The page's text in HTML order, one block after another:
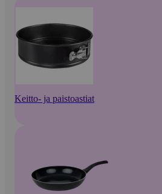
Keitto- ja paistoastiat